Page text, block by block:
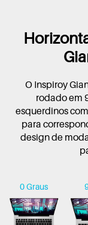
O Inspiroy
rodado em
esquerdinos
para
design de
0 Graus